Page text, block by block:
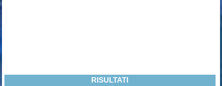
RISULTATI